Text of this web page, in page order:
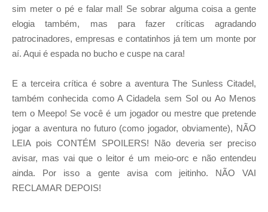
sim meter o pé e falar mal! Se sobrar alguma coisa a gente
elogia também, mas para fazer críticas agradando
patrocinadores, empresas e contatinhos já tem um monte por
aí. Aqui é espada no bucho e cuspe na cara!
E a terceira crítica é sobre a aventura The Sunless Citadel,
também conhecida como A Cidadela sem Sol ou Ao Menos
tem o Meepo! Se você é um jogador ou mestre que pretende
jogar a aventura no futuro (como jogador, obviamente), NÃO
LEIA pois CONTÉM SPOILERS! Não deveria ser preciso
avisar, mas vai que o leitor é um meio-orc e não entendeu
ainda. Por isso a gente avisa com jeitinho. NÃO VAI
RECLAMAR DEPOIS!